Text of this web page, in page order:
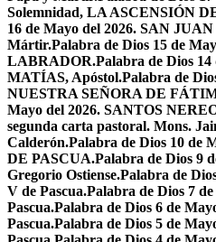
Solemnidad, LA ASCENSIÓN
16 de Mayo del 2026. SAN
Mártir.Palabra de Dios 15 de
LABRADOR.Palabra de Dios
MATÍAS, Apóstol.Palabra de
NUESTRA SEÑORA DE
Mayo del 2026. SANTOS
segunda carta pastoral. Mons.
Calderón.Palabra de Dios 10 de
DE PASCUA.Palabra de Dios 9
Gregorio Ostiense.Palabra de
V de Pascua.Palabra de Dios 7
Pascua.Palabra de Dios 6 de
Pascua.Palabra de Dios 5 de